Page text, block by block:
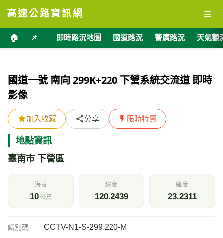
高速公路資訊網 ≡
🏠 📌 即時路況地圖 國道路況 警廣路況 天氣觀
國道一號 南向 299K+220 下營系統交流道 即時
影像
加入收藏 分享 限時特賣
地點資訊
臺南市 下營區
海拔
10公尺
經度
120.2439
緯度
23.2311
識別碼 CCTV-N1-S-299.220-M